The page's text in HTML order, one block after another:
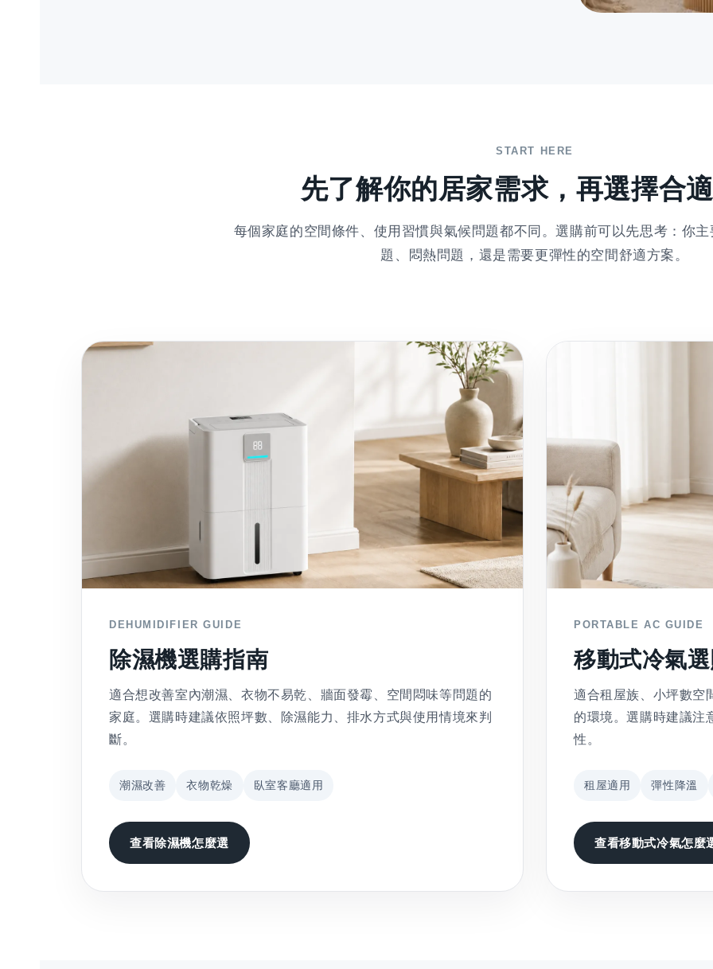
START HERE
先了解你的居家需求，再選擇合
每個家庭的空間條件、使用習慣與氣候問題都不同。選購前可以先思考：你
題、悶熱問題，還是需要更彈性的空間舒適方案。
DEHUMIDIFIER GUIDE
除濕機選購指南
適合想改善室內潮濕、衣物不易乾、牆面發霉、空間悶味等問題的
家庭。選購時建議依照坪數、除濕能力、排水方式與使用情境來判
斷。
潮濕改善 衣物乾燥 臥室客廳適用
查看除濕機怎麼選
PORTABLE AC GUIDE
移動式冷氣
適合租屋族、小坪數空
的環境。選購時建議注
性。
租屋適用 彈性降溫
查看移動式冷氣怎麼